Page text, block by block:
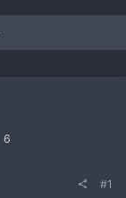
6
#1